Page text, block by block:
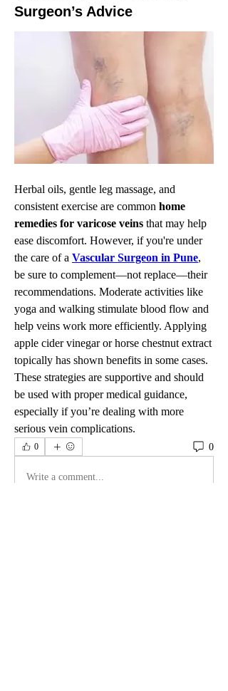
Surgeon’s Advice
Herbal oils, gentle leg massage, and
consistent exercise are common home
remedies for varicose veins that may help
ease discomfort. However, if you're under
the care of a Vascular Surgeon in Pune,
be sure to complement—not replace—their
recommendations. Moderate activities like
yoga and walking stimulate blood flow and
help veins work more efficiently. Applying
apple cider vinegar or horse chestnut extract
topically has shown benefits in some cases.
These strategies are supportive and should
be used with proper medical guidance,
especially if you’re dealing with more
serious vein complications.
0 0
Write a comment...